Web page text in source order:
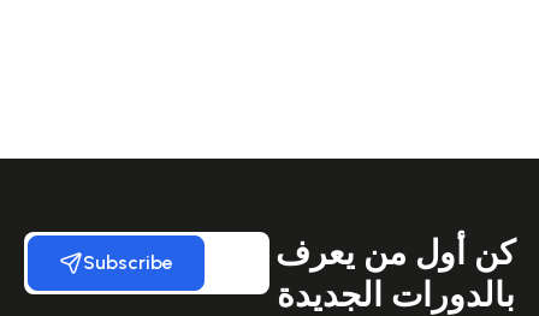
كن أول من يعرف
بالدورات الجديدة
Subscribe